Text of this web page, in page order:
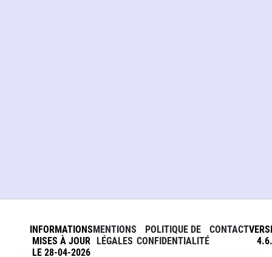
INFORMATIONS
MISES À JOUR
LE 28-04-2026
MENTIONS
LÉGALES
POLITIQUE DE
CONFIDENTIALITÉ
CONTACT